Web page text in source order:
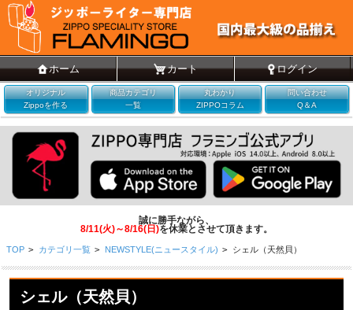
ホーム カート ログイン
オリジナル
Zippoを作る
商品カテゴリ
一覧
丸わかり
ZIPPOコラム
問い合わせ
Q＆A
誠に勝手ながら、
8/11(火)～8/16(日)を休業とさせて頂きます。
TOP > カテゴリ一覧 > NEWSTYLE(ニュースタイル) > シェル（天然貝）
シェル（天然貝）